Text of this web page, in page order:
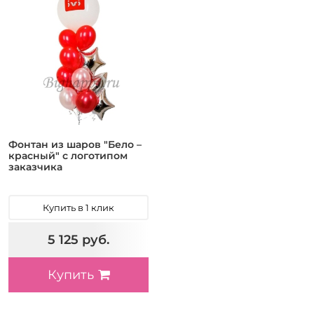
Фонтан из шаров "Бело –
красный" с логотипом
заказчика
Купить в 1 клик
5 125 руб.
Купить